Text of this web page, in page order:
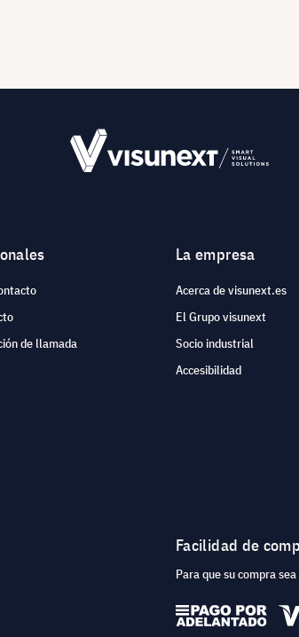
de llamada
La empresa
Acerca de visunext.es
El Grupo visunext
Socio industrial
Accesibilidad
Facilidad de
Para que su compra